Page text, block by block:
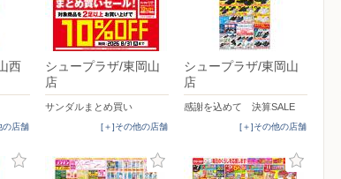
西
の店舗
シュープラザ/東岡山
店
サンダルまとめ買い
[＋]その他の店舗
シュープラザ/東岡山
店
感謝を込めて 決算SALE
[＋]その他の店舗